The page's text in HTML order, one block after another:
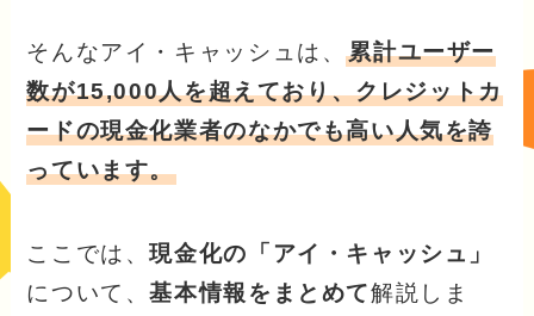
そんなアイ・キャッシュは、累計ユーザー
数が15,000人を超えており、クレジットカ
ードの現金化業者のなかでも高い人気を誇
っています。
ここでは、現金化の「アイ・キャッシュ」
について、基本情報をまとめて解説しま